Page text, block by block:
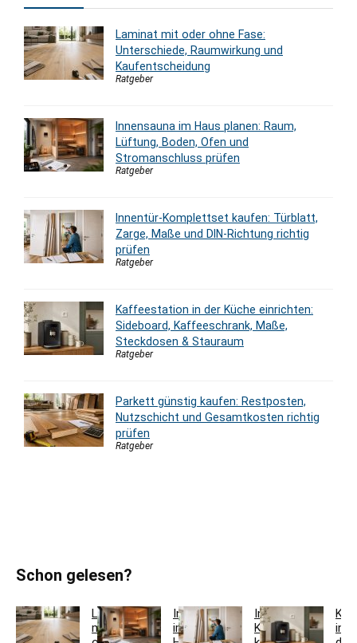
Laminat mit oder ohne Fase:
Unterschiede, Raumwirkung und
Kaufentscheidung
Ratgeber
Innensauna im Haus planen: Raum,
Lüftung, Boden, Ofen und
Stromanschluss prüfen
Ratgeber
Innentür-Komplettset kaufen: Türblatt,
Zarge, Maße und DIN-Richtung richtig
prüfen
Ratgeber
Kaffeestation in der Küche einrichten:
Sideboard, Kaffeeschrank, Maße,
Steckdosen & Stauraum
Ratgeber
Parkett günstig kaufen: Restposten,
Nutzschicht und Gesamtkosten richtig
prüfen
Ratgeber
Schon gelesen?
Laminat
mit
Innensauna
im
Innentür-
Komplettset
in